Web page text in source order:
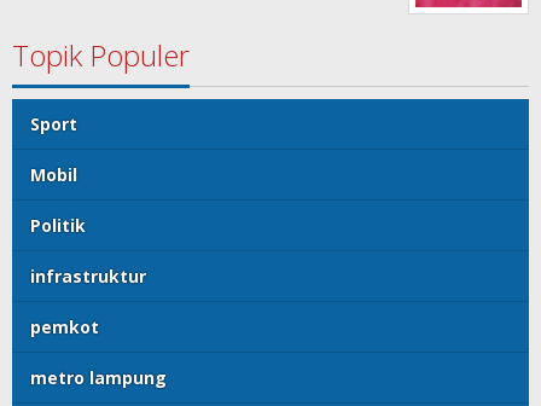
Topik Populer
Sport
Mobil
Politik
infrastruktur
pemkot
metro lampung